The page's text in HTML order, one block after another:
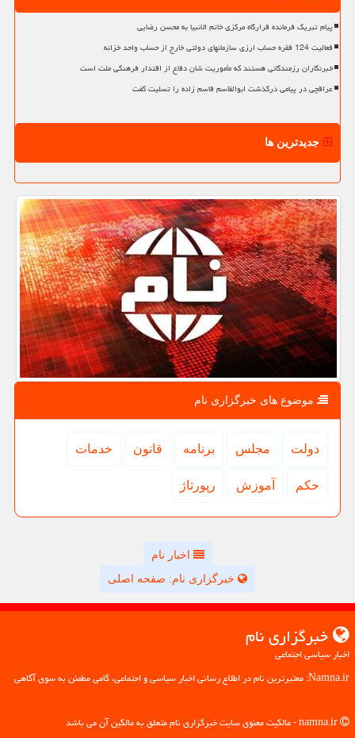
پیام تبریک فرمانده قرارگاه مرکزی خاتم الانبیا به محسن رضایی
فعالیت 124 فقره حساب ارزی سازمانهای دولتی خارج از حساب واحد خزانه
خبرنگاران رزمندگانی هستند که مأموریت شان دفاع از اقتدار فرهنگی ملت است
عراقچی در پیامی درگذشت ابوالقاسم قاسم زاده را تسلیت گفت
جدیدترین ها
موضوع های خبرگزاری نام
دولت مجلس برنامه قانون خدمات
حكم آموزش رپورتاژ
اخبار نام
خبرگزاری نام: صفحه اصلی
خبرگزاری نام
اخبار سیاسی اجتماعی
Namna.ir: معتبرترین نام در اطلاع رسانی اخبار سیاسی و اجتماعی، گامی مطمئن به سوی آگاهی